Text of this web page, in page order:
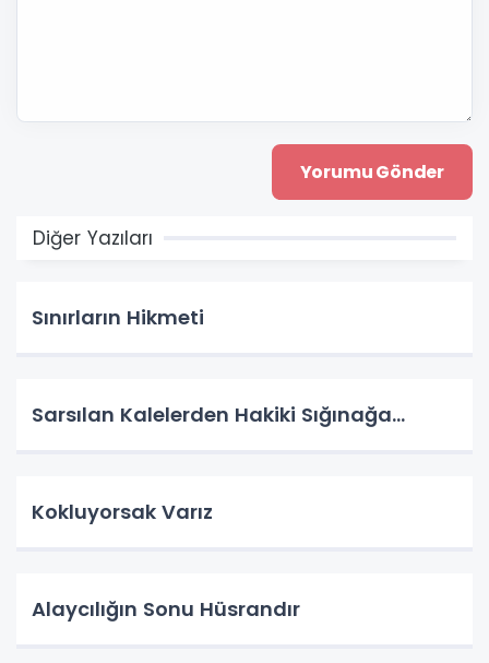
Diğer Yazıları
Sınırların Hikmeti
Sarsılan Kalelerden Hakiki Sığınağa...
Kokluyorsak Varız
Alaycılığın Sonu Hüsrandır